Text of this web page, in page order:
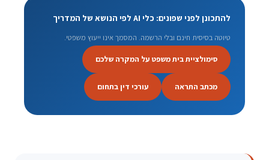
להתכונן לפני שפונים: כלי AI לפי הנושא של המדריך
טיוטה בסיסית חינם ובלי הרשמה. המסמך אינו ייעוץ משפטי.
סימולציית בית משפט על המקרה שלכם
מכתב התראה עורכי דין בתחום